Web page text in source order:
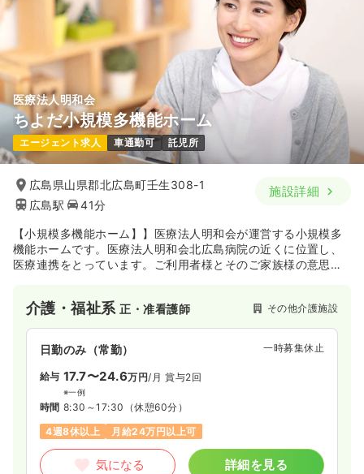
医療法人明和会
ちよだ小規模多機能ホーム
エージェント求人 車通勤可 託児所
広島県山県郡北広島町壬生308-1
広島駅
41分
施設詳細
【小規模多機能ホーム】】医療法人明和会が運営する小規模多
機能ホームです。医療法人明和会北広島病院の近くに位置し、
医療連携をとっています。ご利用者様とそのご家族様の意思を
介護・福祉系正・准看護師 その他介護施設
日勤のみ（常勤） 一時募集休止
給与 17.7〜24.6万円/月 賞与2回
※一例
時間 8:30～17:30 （休憩60分）
4週8休以上
月給24万円以上可
気になる 詳細を見る